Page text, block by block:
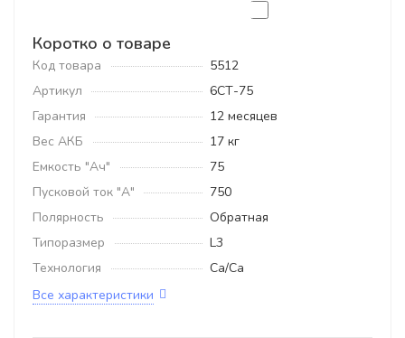
Коротко о товаре
Код товара
5512
Артикул
6СТ-75
Гарантия
12 месяцев
Вес АКБ
17 кг
Емкость "Ач"
75
Пусковой ток "А"
750
Полярность
Обратная
Типоразмер
L3
Технология
Ca/Ca
Все характеристики